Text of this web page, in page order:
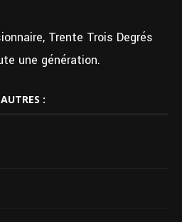
Trente Trois Degrés
une génération.
AUTRES :